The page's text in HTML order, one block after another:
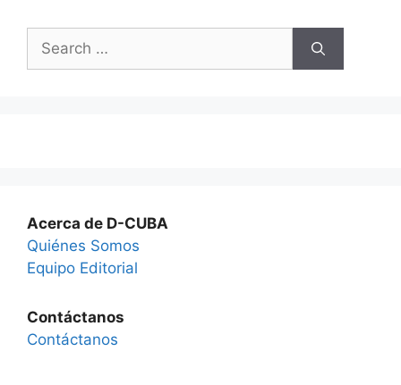
Search
for:
Acerca de D-CUBA
Quiénes Somos
Equipo Editorial
Contáctanos
Contáctanos